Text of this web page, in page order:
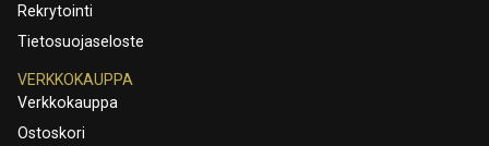
Rekrytointi
Tietosuojaseloste
VERKKOKAUPPA
Verkkokauppa
Ostoskori